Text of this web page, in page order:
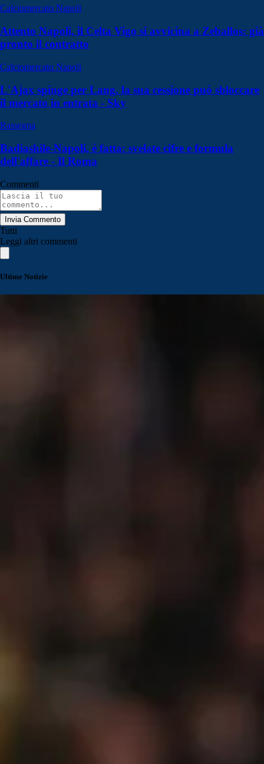
Calciomercato Napoli
Attento Napoli, il Celta Vigo si avvicina a Zeballos: già
pronto il contratto
Calciomercato Napoli
L'Ajax spinge per Lang, la sua cessione può sbloccare
il mercato in entrata - Sky
Rassegna
Badiashile-Napoli, è fatta: svelate cifre e formula
dell'affare - Il Roma
Commenti
Invia Commento
Tutti
Leggi altri commenti
Ultime Notizie